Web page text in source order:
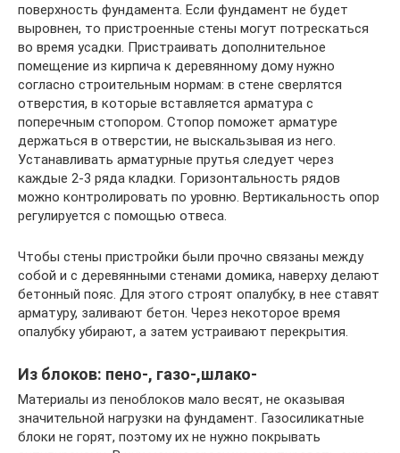
поверхность фундамента. Если фундамент не будет
выровнен, то пристроенные стены могут потрескаться
во время усадки. Пристраивать дополнительное
помещение из кирпича к деревянному дому нужно
согласно строительным нормам: в стене сверлятся
отверстия, в которые вставляется арматура с
поперечным стопором. Стопор поможет арматуре
держаться в отверстии, не выскальзывая из него.
Устанавливать арматурные прутья следует через
каждые 2-3 ряда кладки. Горизонтальность рядов
можно контролировать по уровню. Вертикальность опор
регулируется с помощью отвеса.
Чтобы стены пристройки были прочно связаны между
собой и с деревянными стенами домика, наверху делают
бетонный пояс. Для этого строят опалубку, в нее ставят
арматуру, заливают бетон. Через некоторое время
опалубку убирают, а затем устраивают перекрытия.
Из блоков: пено-, газо-,шлако-
Материалы из пеноблоков мало весят, не оказывая
значительной нагрузки на фундамент. Газосиликатные
блоки не горят, поэтому их не нужно покрывать